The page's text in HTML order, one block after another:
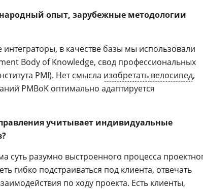
опыт, зарубежные методологии
интеграторы, в качестве базы мы использовали
Body of Knowledge, свод профессиональных
PМI). Нет смысла изобретать велосипед,
PMBoK оптимально адаптируется
учитывает индивидуальные
суть разумно выстроенного процесса
гибко подстраиваться под клиента, отвечать
по ходу проекта. Есть клиенты,